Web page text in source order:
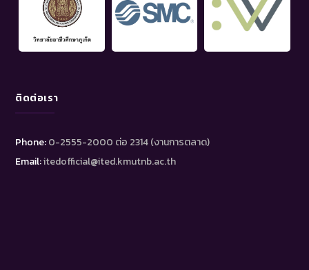
ติดต่อเรา
Phone:0-2555-2000 ต่อ 2314 (งานการตลาด)
Email:itedofficial@ited.kmutnb.ac.th